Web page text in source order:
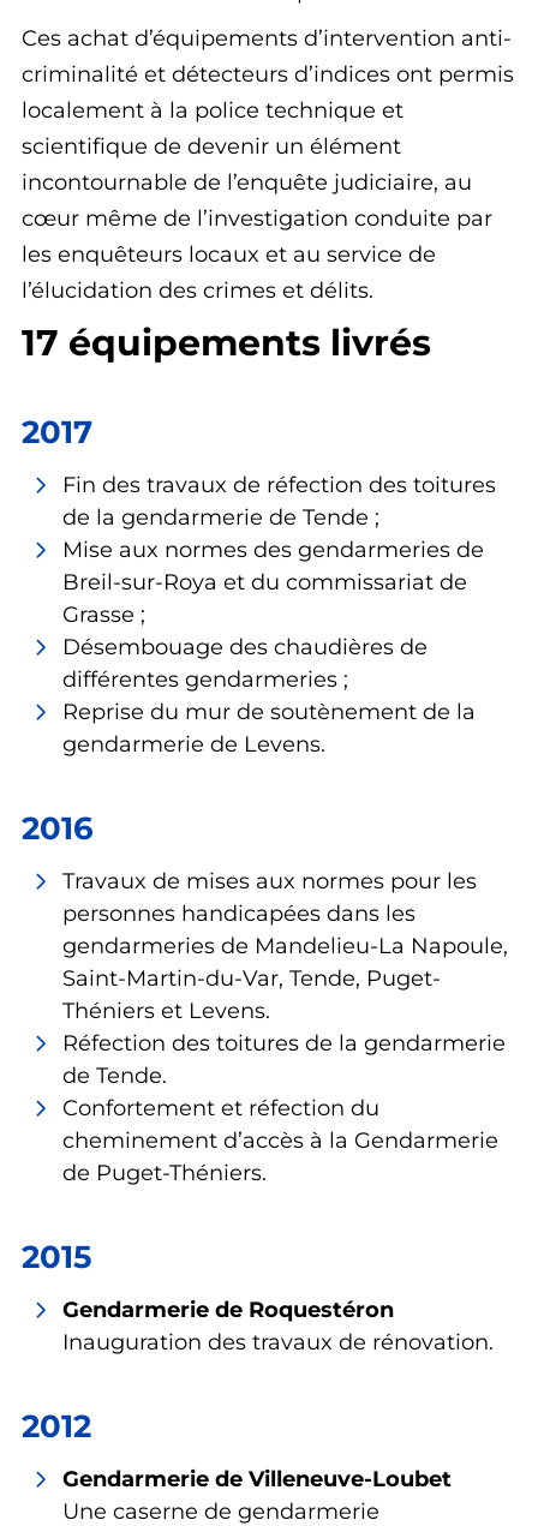
Ces achat d’équipements d’intervention anti-
criminalité et détecteurs d’indices ont permis
localement à la police technique et
scientifique de devenir un élément
incontournable de l’enquête judiciaire, au
cœur même de l’investigation conduite par
les enquêteurs locaux et au service de
l’élucidation des crimes et délits.
17 équipements livrés
2017
Fin des travaux de réfection des toitures
de la gendarmerie de Tende ;
Mise aux normes des gendarmeries de
Breil-sur-Roya et du commissariat de
Grasse ;
Désembouage des chaudières de
différentes gendarmeries ;
Reprise du mur de soutènement de la
gendarmerie de Levens.
2016
Travaux de mises aux normes pour les
personnes handicapées dans les
gendarmeries de Mandelieu-La Napoule,
Saint-Martin-du-Var, Tende, Puget-
Théniers et Levens.
Réfection des toitures de la gendarmerie
de Tende.
Confortement et réfection du
cheminement d’accès à la Gendarmerie
de Puget-Théniers.
2015
Gendarmerie de Roquestéron
Inauguration des travaux de rénovation.
2012
Gendarmerie de Villeneuve-Loubet
Une caserne de gendarmerie